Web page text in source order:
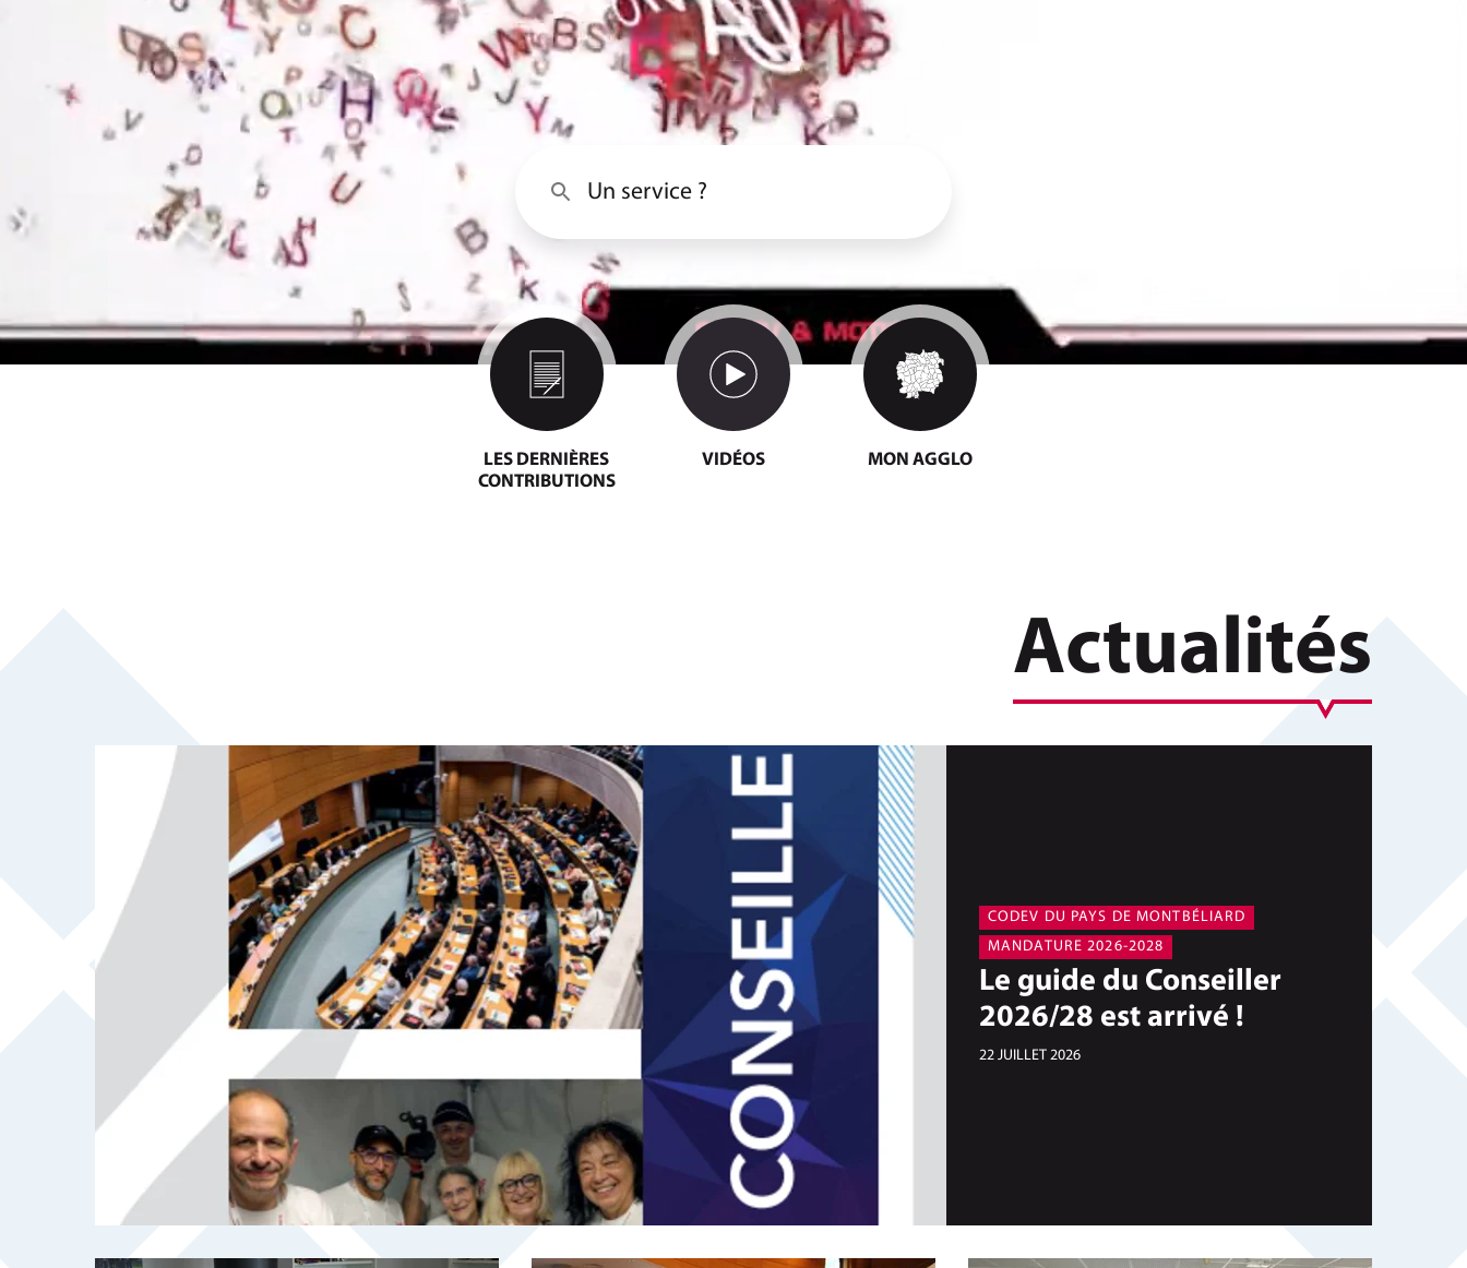
LES PAGES LES PLUS CONSULTÉES
Accès rapides
LES DERNIÈRES
CONTRIBUTIONS
VIDÉOS MON AGGLO
Actualités
Le guide du Conseiller
2026/28 est arrivé !
22 JUILLET 2026
CODEV DU PAYS DE MONTBÉLIARD
MANDATURE 2026-2028